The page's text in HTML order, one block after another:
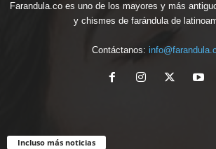
Farandula.co es uno de los mayores y más
y chismes de farándula de
Contáctanos:
Incluso más noticias